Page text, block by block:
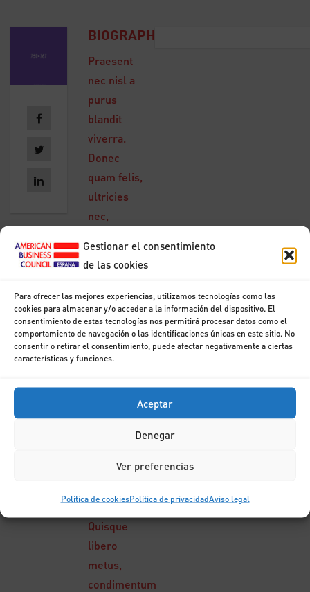
Gestionar el consentimiento
de las cookies
Para ofrecer las mejores experiencias, utilizamos tecnologías como las
cookies para almacenar y/o acceder a la información del dispositivo. El
consentimiento de estas tecnologías nos permitirá procesar datos como el
comportamiento de navegación o las identificaciones únicas en este sitio. No
consentir o retirar el consentimiento, puede afectar negativamente a ciertas
características y funciones.
Aceptar
Denegar
Ver preferencias
Política de cookiesPolítica de privacidadAviso legal
BIOGRAPHY
Praesent
nec nisl a
purus
blandit
viverra.
Donec
quam felis,
ultricies
nec,
eu,
pretium
quis, sem.
Etiam
feugiat
lorem non
Duis leo.
Quisque id
odio. Duis
massa
quam.
Quisque
libero
metus,
condimentum